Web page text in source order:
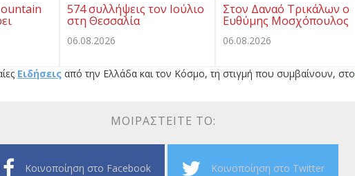
574 συλλήψεις τον Ιούλιο
στη Θεσσαλία
06.08.2026
Στον Δαναό Τρικάλων ο
Ευθύμης Μοσχόπουλος
06.08.2026
Ειδήσεις από την Ελλάδα και τον Κόσμο, τη στιγμή που συμβαίνουν, στο
ΜΟΙΡΑΣΤΕΊΤΕ ΤΟ:
Κοινοποίηση στο Facebook Κοινοποίηση στο Twitter